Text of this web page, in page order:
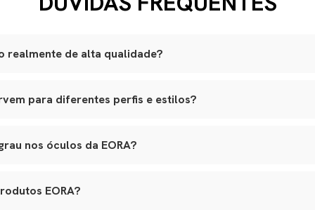
realmente de alta qualidade?
italiano, lentes ZEISS com proteção UVA e UVB, adornos
premium, banho antialérgico e design exclusivo.
para diferentes perfis e estilos?
Tudo é pensado para integrar funcionalidade real, elegância e
nos óculos da EORA?
aplicação das lentes sem alterar o design original.
EORA?